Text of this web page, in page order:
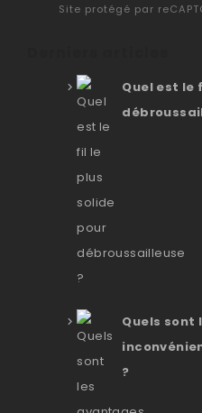
Site protégé par
Quel est le
Quels sont
?